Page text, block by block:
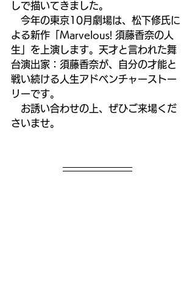
しで描いてきました。
今年の東京10月劇場は、松下修氏に
よる新作「Marvelous! 須藤香奈の人
生」を上演します。天才と言われた舞
台演出家：須藤香奈が、自分の才能と
戦い続ける人生アドベンチャーストー
リーです。
お誘い合わせの上、ぜひご来場くだ
さいませ。